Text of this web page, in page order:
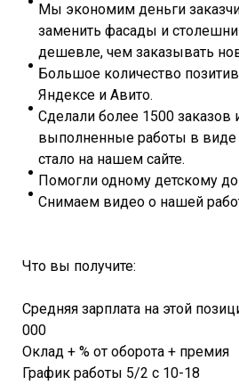
Мы экономим деньги
заменить фасады и
дешевле, чем заказывать
Большое количество
Яндексе и Авито.
Сделали более 1500
выполненные работы в
стало на нашем сайте.
Помогли одному детскому
Снимаем видео о нашей
Что вы получите:
Средняя зарплата на этой
000
Оклад + % от оборота + премия
График работы 5/2 с 10-18